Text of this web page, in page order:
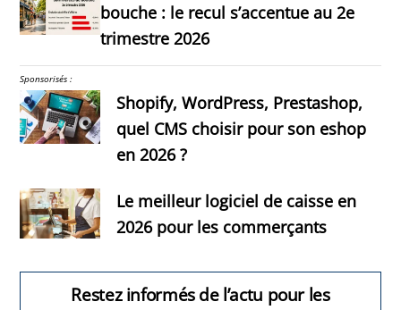
bouche : le recul s’accentue au 2e
trimestre 2026
Sponsorisés :
Shopify, WordPress, Prestashop,
quel CMS choisir pour son eshop
en 2026 ?
Le meilleur logiciel de caisse en
2026 pour les commerçants
Restez informés de l’actu pour les